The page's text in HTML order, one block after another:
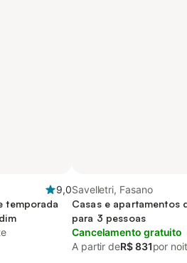
9,0
temporada
Savelletri, Fasano
Casas e apartamentos
para 3 pessoas
Cancelamento gratuito
A partir deR$ 831por